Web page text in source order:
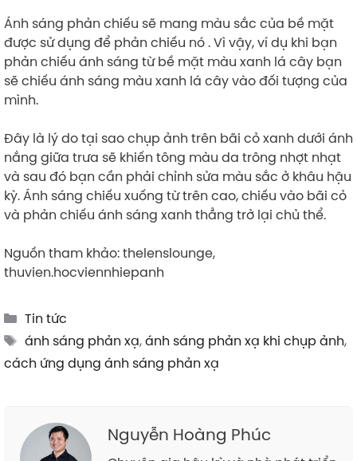
Ánh sáng phản chiếu sẽ mang màu sắc của bề mặt
được sử dụng để phản chiếu nó . Vì vậy, ví dụ khi bạn
phản chiếu ánh sáng từ bề mặt màu xanh lá cây bạn
sẽ chiếu ánh sáng màu xanh lá cây vào đối tượng của
mình.
Đây là lý do tại sao chụp ảnh trên bãi cỏ xanh dưới ánh
nắng giữa trưa sẽ khiến tông màu da trông nhợt nhạt
và sau đó bạn cần phải chỉnh sửa màu sắc ở khâu hậu
kỳ. Ánh sáng chiếu xuống từ trên cao, chiếu vào bãi cỏ
và phản chiếu ánh sáng xanh thẳng trở lại chủ thể.
Nguồn tham khảo: thelenslounge,
thuvien.hocviennhiepanh
Categories
Tin tức
Tags
ánh sáng phản xạ,ánh sáng phản xạ khi chụp ảnh,
cách ứng dụng ánh sáng phản xạ
Nguyễn Hoàng Phúc